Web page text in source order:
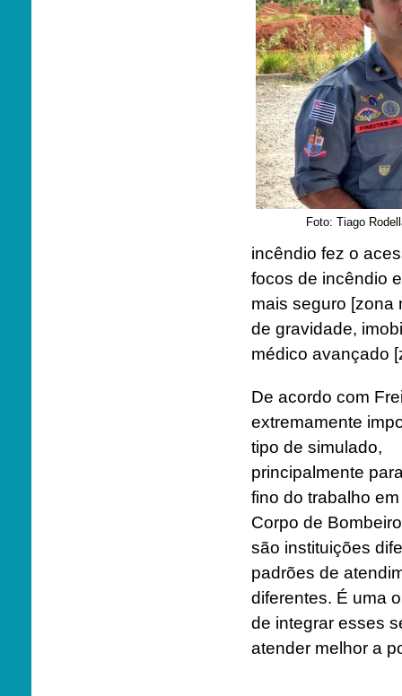
Foto: Tiago
incêndio fez o
focos de incêndio
mais seguro [zona
de gravidade,
médico avançado
De acordo com
extremamente
tipo de simulado,
principalmente
fino do trabalho
Corpo de
são instituições
padrões de
diferentes. É uma
de integrar esses
atender melhor a